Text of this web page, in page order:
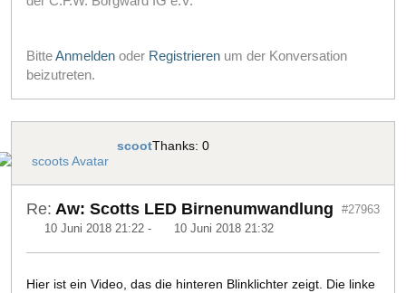
BitteAnmelden oder Registrieren um der Konversation
beizutreten.
scootThanks: 0
Re: Aw: Scotts LED Birnenumwandlung
10 Juni 2018 21:22 - 10 Juni 2018 21:32
#27963
Hier ist ein Video, das die hinteren Blinklichter zeigt. Die linke